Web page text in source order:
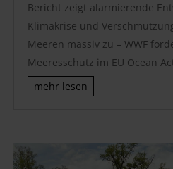
Bericht zeigt alarmierende
Klimakrise und
Meeren massiv zu – WWF
Meeresschutz im EU Ocean
mehr lesen